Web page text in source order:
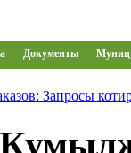
Документы Муниц
Запросы